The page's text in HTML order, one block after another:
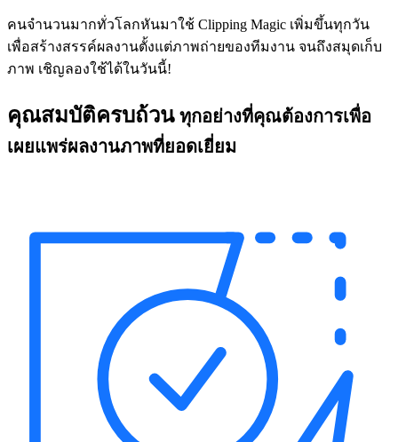
คนจำนวนมากทั่วโลกหันมาใช้ Clipping Magic เพิ่มขึ้นทุกวัน
เพื่อสร้างสรรค์ผลงานตั้งแต่ภาพถ่ายของทีมงาน จนถึงสมุดเก็บ
ภาพ เชิญลองใช้ได้ในวันนี้!
คุณสมบัติครบถ้วน ทุกอย่างที่คุณต้องการเพื่อ
เผยแพร่ผลงานภาพที่ยอดเยี่ยม